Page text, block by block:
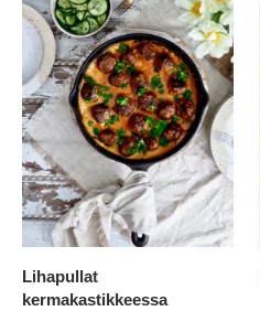
Lihapullat
kermakastikkeessa